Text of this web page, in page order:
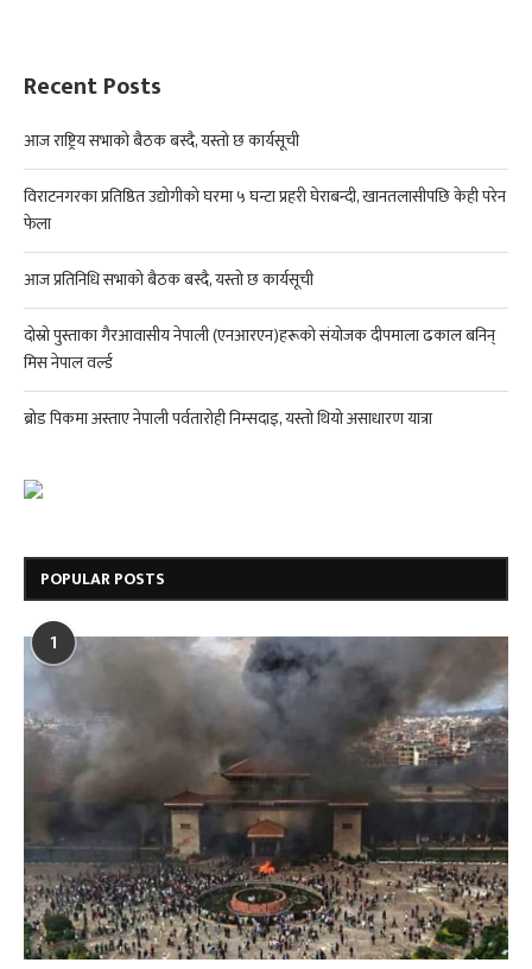
Recent Posts
आज राष्ट्रिय सभाको बैठक बस्दै, यस्तो छ कार्यसूची
विराटनगरका प्रतिष्ठित उद्योगीको घरमा ५ घन्टा प्रहरी घेराबन्दी, खानतलासीपछि केही परेन
फेला
आज प्रतिनिधि सभाको बैठक बस्दै, यस्तो छ कार्यसूची
दोस्रो पुस्ताका गैरआवासीय नेपाली (एनआरएन)हरूको संयोजक दीपमाला ढकाल बनिन्
मिस नेपाल वर्ल्ड
ब्रोड पिकमा अस्ताए नेपाली पर्वतारोही निम्सदाइ, यस्तो थियो असाधारण यात्रा
POPULAR POSTS
1